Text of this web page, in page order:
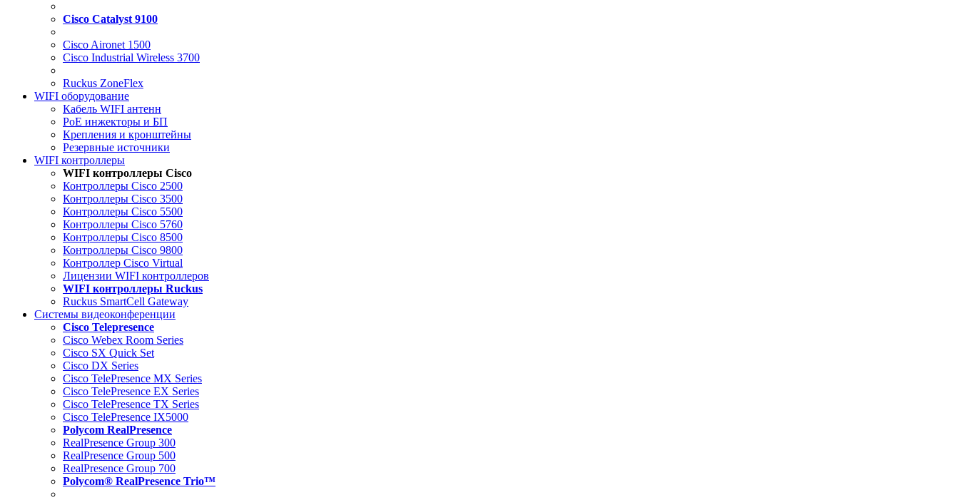
Cisco Catalyst 9100
Cisco Aironet 1500
Cisco Industrial Wireless 3700
Ruckus ZoneFlex
WIFI оборудование
Кабель WIFI антенн
PoE инжекторы и БП
Крепления и кронштейны
Резервные источники
WIFI контроллеры
WIFI контроллеры Cisco
Контроллеры Cisco 2500
Контроллеры Cisco 3500
Контроллеры Cisco 5500
Контроллеры Cisco 5760
Контроллеры Cisco 8500
Контроллеры Cisco 9800
Контроллер Cisco Virtual
Лицензии WIFI контроллеров
WIFI контроллеры Ruckus
Ruckus SmartCell Gateway
Системы видеоконференции
Cisco Telepresence
Cisco Webex Room Series
Cisco SX Quick Set
Cisco DX Series
Cisco TelePresence MX Series
Cisco TelePresence EX Series
Cisco TelePresence TX Series
Cisco TelePresence IX5000
Polycom RealPresence
RealPresence Group 300
RealPresence Group 500
RealPresence Group 700
Polycom® RealPresence Trio™